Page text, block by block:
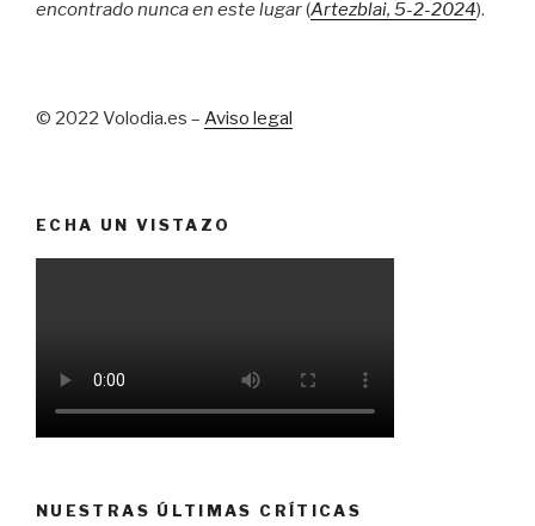
encontrado nunca en este lugar(Artezblai, 5-2-2024).
© 2022 Volodia.es – Aviso legal
ECHA UN VISTAZO
NUESTRAS ÚLTIMAS CRÍTICAS